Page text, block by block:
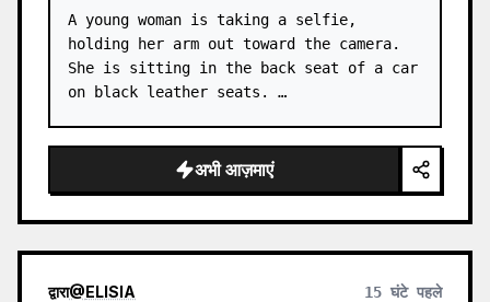
A young woman is taking a selfie,
holding her arm out toward the camera.
She is sitting in the back seat of a car
on black leather seats. …
अभी आज़माएं
द्वारा@ELISIA 15 घंटे पहले